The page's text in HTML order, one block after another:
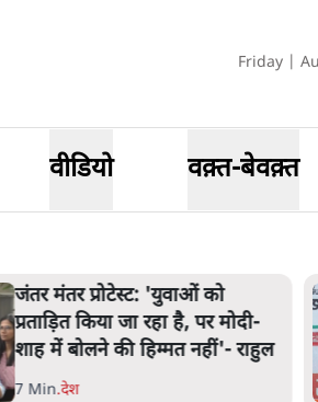
Friday |
वीडियो वक़्त-बेवक़्त
जंतर मंतर प्रोटेस्ट: 'युवाओं को
प्रताड़ित किया जा रहा है, पर मोदी-
शाह में बोलने की हिम्मत नहीं'- राहुल
7 Min.देश